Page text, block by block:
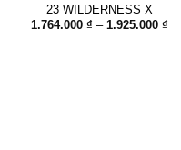
23 WILDERNESS X
1.764.000 ₫ – 1.925.000 ₫